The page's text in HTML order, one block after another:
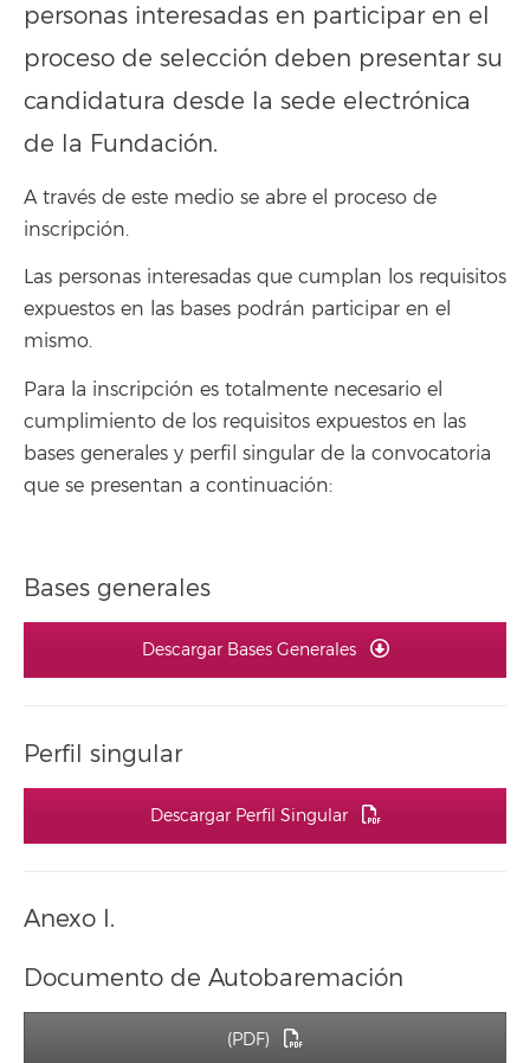
personas interesadas en participar en el
proceso de selección deben presentar su
candidatura desde la sede electrónica
de la Fundación.
A través de este medio se abre el proceso de
inscripción.
Las personas interesadas que cumplan los requisitos
expuestos en las bases podrán participar en el
mismo.
Para la inscripción es totalmente necesario el
cumplimiento de los requisitos expuestos en las
bases generales y perfil singular de la convocatoria
que se presentan a continuación:
Bases generales
Descargar Bases Generales
Perfil singular
Descargar Perfil Singular
Anexo I.
Documento de Autobaremación
(PDF)